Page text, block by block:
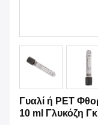
Γυαλί ή PET
10 ml Γλυκόζη